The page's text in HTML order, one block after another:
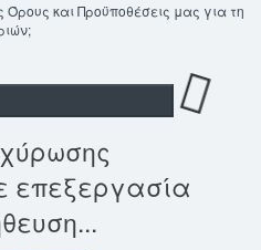
και Προϋποθέσεις μας για τη
επεξεργασία